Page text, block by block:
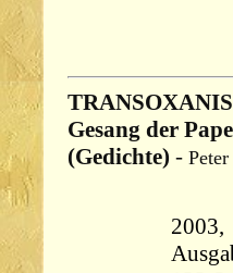
Gesang der
(Gedichte) -
2003, leo